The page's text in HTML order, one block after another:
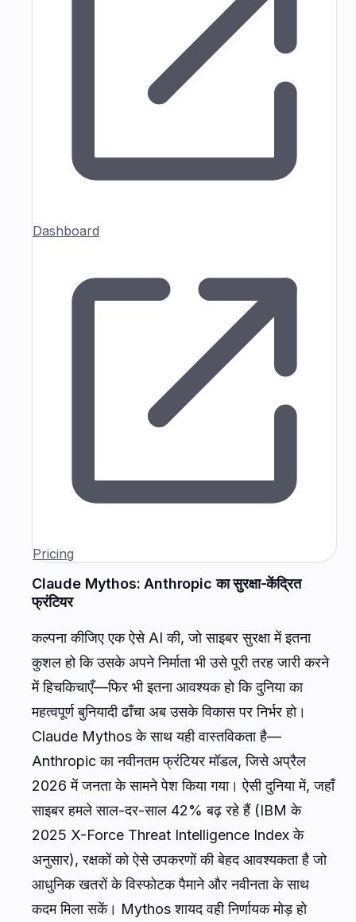
Dashboard
Pricing
Claude Mythos: Anthropic का सुरक्षा-केंद्रित
फ्रंटियर
कल्पना कीजिए एक ऐसे AI की, जो साइबर सुरक्षा में इतना
कुशल हो कि उसके अपने निर्माता भी उसे पूरी तरह जारी करने
में हिचकिचाएँ—फिर भी इतना आवश्यक हो कि दुनिया का
महत्वपूर्ण बुनियादी ढाँचा अब उसके विकास पर निर्भर हो।
Claude Mythos के साथ यही वास्तविकता है—
Anthropic का नवीनतम फ्रंटियर मॉडल, जिसे अप्रैल
2026 में जनता के सामने पेश किया गया। ऐसी दुनिया में, जहाँ
साइबर हमले साल-दर-साल 42% बढ़ रहे हैं (IBM के
2025 X-Force Threat Intelligence Index के
अनुसार), रक्षकों को ऐसे उपकरणों की बेहद आवश्यकता है जो
आधुनिक खतरों के विस्फोटक पैमाने और नवीनता के साथ
कदम मिला सकें। Mythos शायद वही निर्णायक मोड़ हो